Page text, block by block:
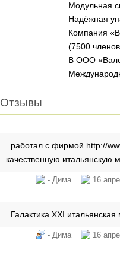
Модульная
Надёжная
Компания
(7500
В ООО
Отзывы
работал с фирмой http://
качественную итальянскую
- Дима 16
Галактика XXI
- Дима 16